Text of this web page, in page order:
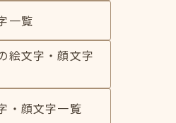
一覧
絵文字・顔文字
・顔文字一覧